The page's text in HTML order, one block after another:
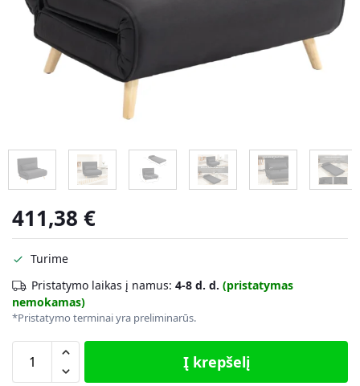
411,38 €
Turime
Pristatymo laikas į namus: 4-8 d. d. (pristatymas
nemokamas)
*Pristatymo terminai yra preliminarūs.
Į krepšelį